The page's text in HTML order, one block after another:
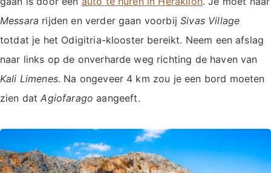
Messara rijden en verder gaan voorbijSivas Village
totdat je het Odigitria-klooster bereikt. Neem een afslag
naar links op de onverharde weg richting de haven van
Kali Limenes. Na ongeveer 4 km zou je een bord moeten
zien datAgiofarago aangeeft.